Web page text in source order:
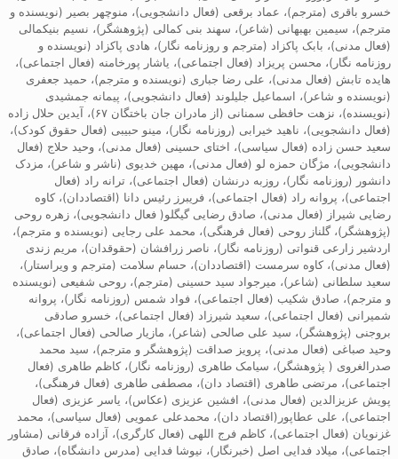
خسرو باقری (مترجم)، عماد برقعی (فعال دانشجویی)، منوچهر بصیر (نویسنده و
مترجم)، سیمین بهبهانی (شاعر)، سهند بنی کمالی (پژوهشگر)، نسیم بنیکمالی
(فعال مدنی)، بابک پاکزاد (مترجم و روزنامه نگار)، هادی پاکزاد (نویسنده و
روزنامه نگار)، محسن پریزاد (فعال اجتماعی)، یاشار پورخامنه (فعال اجتماعی)،
هایده تابش (فعال مدنی)، علی رضا جباری (نویسنده و مترجم)، حمید جعفری
(نویسنده و شاعر)، اسماعیل جلیلوند (فعال دانشجویی)، پیمانه جمشیدی
(نویسنده)، نزهت حافظی سمنانی (از مادران جان باختگان ۶۷)، آیدین حلال زاده
(فعال دانشجویی)، ناهید خیرابی (روزنامه نگار)، مینو حبیبی (فعال حقوق کودک)،
سعید حسن زاده (فعال سیاسی)، اختای حسینی (فعال مدنی)، وحید حلاج (فعال
دانشجویی)، مژگان حمزه لو (فعال مدنی)، مهین خدیوی (ناشر و شاعر)، مزدک
دانشور (روزنامه نگار)، روزبه درنشان (فعال اجتماعی)، ترانه راد (فعال
اجتماعی)، پروانه راد (فعال اجتماعی)، فریبرز رئیس دانا (اقتصاددان)، کاوه
رضایی شیراز (فعال مدنی)، صادق رضایی گیگلو( فعال دانشجویی)، زهره روحی
(پژوهشگر)، گلناز روحی (فعال فرهنگی)، محمد علی رجایی (نویسنده و مترجم)،
اردشیر زارعی قنواتی (روزنامه نگار)، ناصر زرافشان (حقوقدان)، مریم زندی
(فعال مدنی)، کاوه سرمست (اقتصاددان)، حسام سلامت (مترجم و ویراستار)،
سعید سلطانی (شاعر)، میرجواد سید حسینی (مترجم)، روحی شفیعی (نویسنده
و مترجم)، صادق شکیب (فعال اجتماعی)، فواد شمس (روزنامه نگار)، پروانه
شمیرانی (فعال اجتماعی)، سعید شیرزاد (فعال اجتماعی)، خسرو صادقی
بروجنی (پژوهشگر)، سید علی صالحی (شاعر)، مازیار صالحی (فعال اجتماعی)،
وحید صباغی (فعال مدنی)، پرویز صداقت (پژوهشگر و مترجم)، سید محمد
صدرالغروی ( پژوهشگر)، سیامک طاهری (روزنامه نگار)، کاظم طاهری (فعال
اجتماعی)، مرتضی طاهری (اقتصاد دان)، مصطفی طاهری (فعال فرهنگی)،
پویش عزیزالدین (فعال مدنی)، افشین عزیزی (عکاس)، یاسر عزیزی (فعال
اجتماعی)، علی عطاپور(اقتصاد دان)، محمدعلی عمویی (فعال سیاسی)، محمد
غزنویان (فعال اجتماعی)، کاظم فرج اللهی (فعال کارگری)، آزاده فرقانی (مشاور
اجتماعی)، میلاد فدایی اصل (خبرنگار)، نیوشا فدایی (مدرس دانشگاه)، صادق